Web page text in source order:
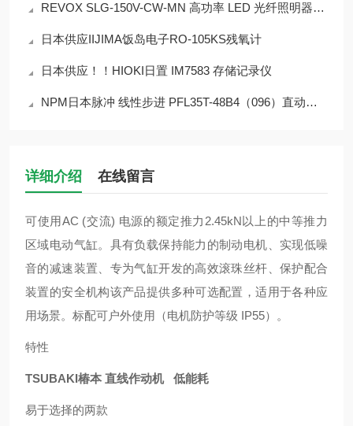
REVOX SLG-150V-CW-MN 高功率 LED 光纤照明器200 万 lx 级照度、长寿命
日本供应IIJIMA饭岛电子RO-105KS残氧计
日本供应！！HIOKI日置 IM7583 存储记录仪
NPM日本脉冲 线性步进 PFL35T-48B4（096）直动式步进电机 简介
详细介绍 在线留言
可使用AC (交流) 电源的额定推力2.45kN以上的中等推力
区域电动气缸。具有负载保持能力的制动电机、实现低噪
音的减速装置、专为气缸开发的高效滚珠丝杆、保护配合
装置的安全机构该产品提供多种可选配置，适用于各种应
用场景。标配可户外使用（电机防护等级 IP55）。
特性
TSUBAKI椿本 直线作动机 低能耗
易于选择的两款